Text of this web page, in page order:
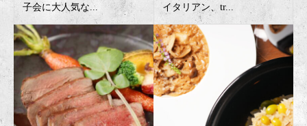
子会に大人気な...
イタリアン、tr...